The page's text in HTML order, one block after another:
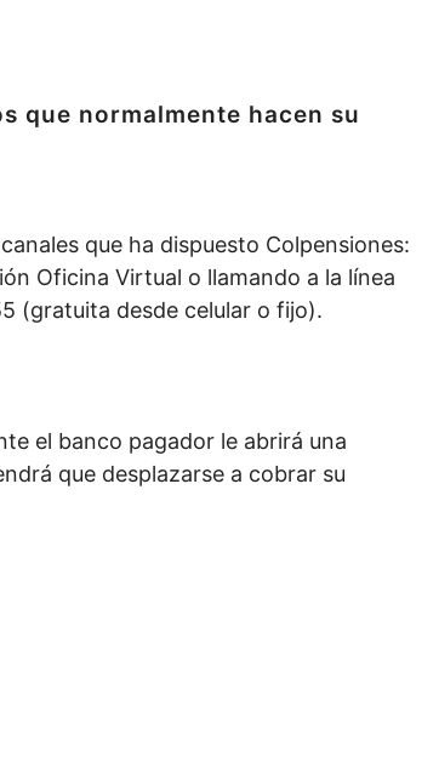
que normalmente hacen su
que ha dispuesto Colpensiones:
Oficina Virtual o llamando a la línea
(gratuita desde celular o fijo).
el banco pagador le abrirá una
que desplazarse a cobrar su